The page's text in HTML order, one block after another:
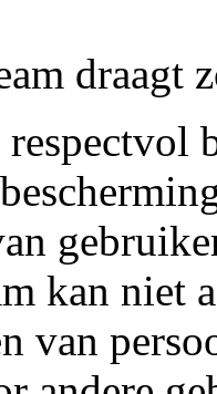
draagt
kan niet
van